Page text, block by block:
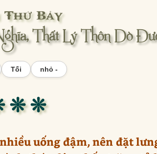
Bảy
Thất Lý Thôn Dò
Tối nhỏ -
❊ ❊
uống đậm, nên đặt